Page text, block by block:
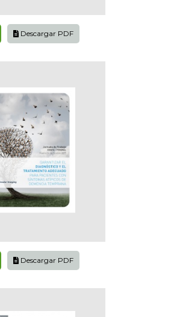
Descargar PDF
Descargar PDF